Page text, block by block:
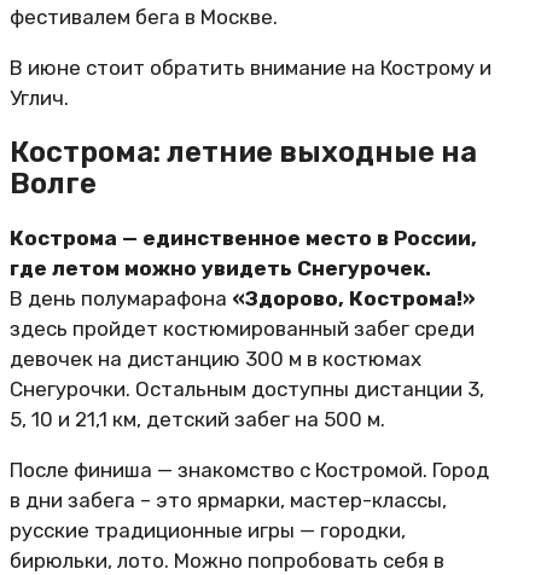
фестивалем бега в Москве.
В июне стоит обратить внимание на Кострому и
Углич.
Кострома: летние выходные на
Волге
Кострома — единственное место в России,
где летом можно увидеть Снегурочек.
В день полумарафона «Здорово, Кострома!»
здесь пройдет костюмированный забег среди
девочек на дистанцию 300 м в костюмах
Снегурочки. Остальным доступны дистанции 3,
5, 10 и 21,1 км, детский забег на 500 м.
После финиша — знакомство с Костромой. Город
в дни забега – это ярмарки, мастер-классы,
русские традиционные игры — городки,
бирюльки, лото. Можно попробовать себя в